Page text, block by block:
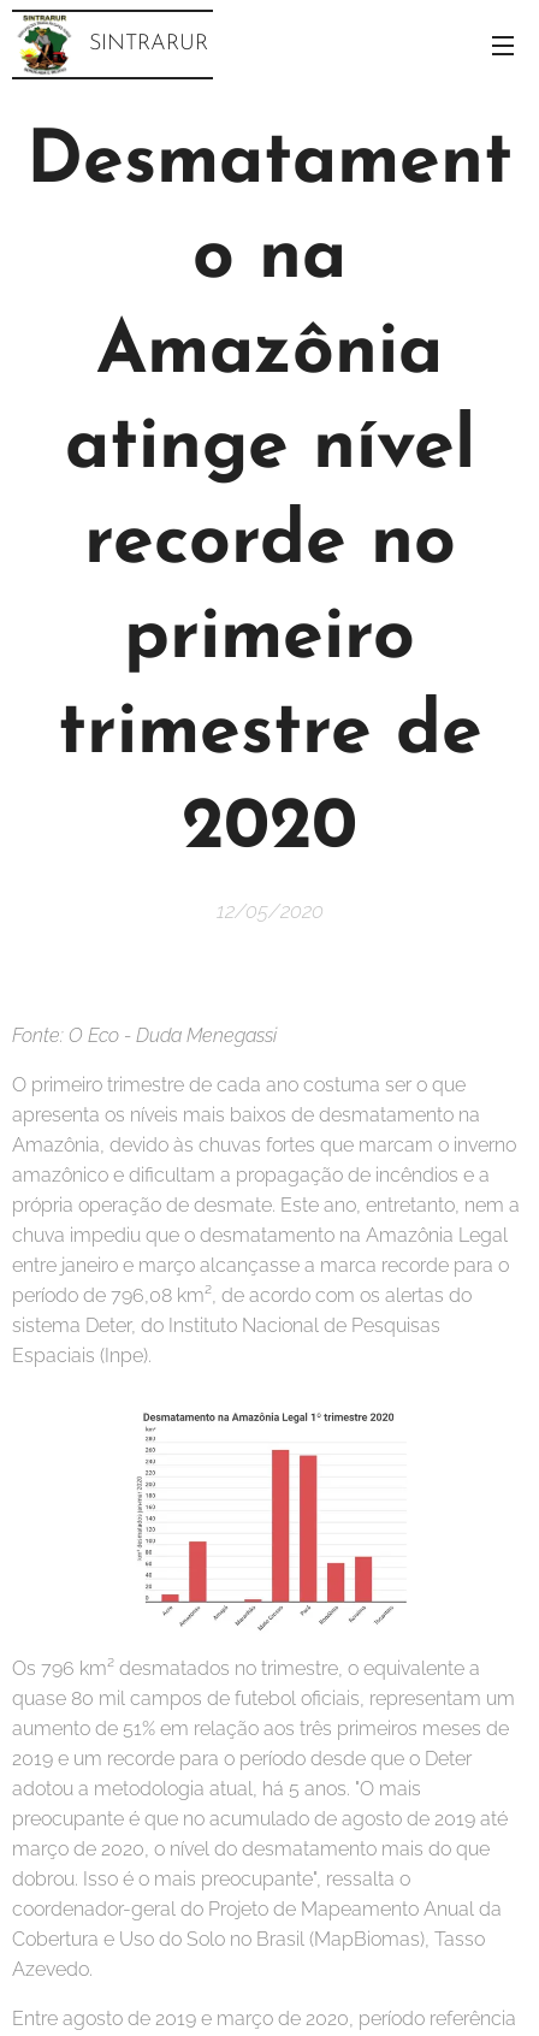
SINTRARUR
Desmatament
o na
Amazônia
atinge nível
recorde no
primeiro
trimestre de
2020
12/05/2020
Fonte: O Eco - Duda Menegassi
O primeiro trimestre de cada ano costuma ser o que
apresenta os níveis mais baixos de desmatamento na
Amazônia, devido às chuvas fortes que marcam o inverno
amazônico e dificultam a propagação de incêndios e a
própria operação de desmate. Este ano, entretanto, nem a
chuva impediu que o desmatamento na Amazônia Legal
entre janeiro e março alcançasse a marca recorde para o
período de 796,08 km², de acordo com os alertas do
sistema Deter, do Instituto Nacional de Pesquisas
Espaciais (Inpe).
Os 796 km² desmatados no trimestre, o equivalente a
quase 80 mil campos de futebol oficiais, representam um
aumento de 51% em relação aos três primeiros meses de
2019 e um recorde para o período desde que o Deter
adotou a metodologia atual, há 5 anos. "O mais
preocupante é que no acumulado de agosto de 2019 até
março de 2020, o nível do desmatamento mais do que
dobrou. Isso é o mais preocupante", ressalta o
coordenador-geral do Projeto de Mapeamento Anual da
Cobertura e Uso do Solo no Brasil (MapBiomas), Tasso
Azevedo.
Entre agosto de 2019 e março de 2020, período referência